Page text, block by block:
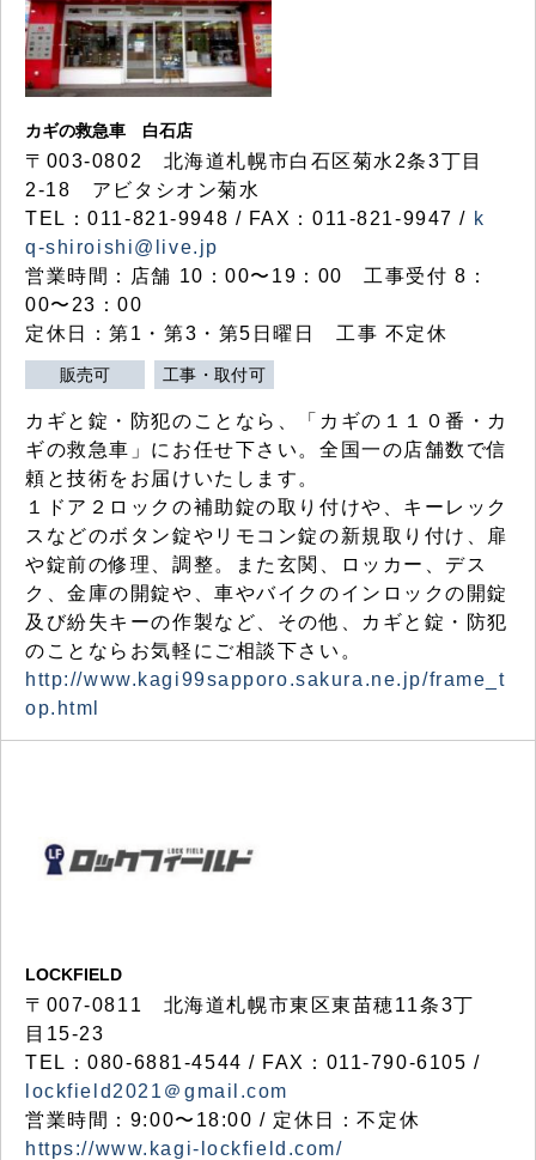
カギの救急車 白石店
〒003-0802 北海道札幌市白石区菊水2条3丁目
2-18 アビタシオン菊水
TEL：011-821-9948 / FAX：011-821-9947 / k
q-shiroishi@live.jp
営業時間：店舗 10：00〜19：00 工事受付 8：
00〜23：00
定休日：第1・第3・第5日曜日 工事 不定休
販売可 工事・取付可
カギと錠・防犯のことなら、「カギの１１０番・カ
ギの救急車」にお任せ下さい。全国一の店舗数で信
頼と技術をお届けいたします。
１ドア２ロックの補助錠の取り付けや、キーレック
スなどのボタン錠やリモコン錠の新規取り付け、扉
や錠前の修理、調整。また玄関、ロッカー、デス
ク、金庫の開錠や、車やバイクのインロックの開錠
及び紛失キーの作製など、その他、カギと錠・防犯
のことならお気軽にご相談下さい。
http://www.kagi99sapporo.sakura.ne.jp/frame_t
op.html
LOCKFIELD
〒007-0811 北海道札幌市東区東苗穂11条3丁
目15-23
TEL：080-6881-4544 / FAX：011-790-6105 /
lockfield2021＠gmail.com
営業時間：9:00〜18:00 / 定休日：不定休
https://www.kagi-lockfield.com/